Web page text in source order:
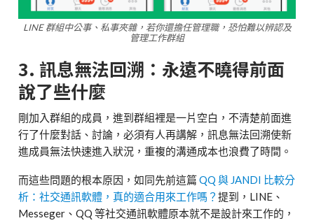
LINE 群組中公事、私事夾雜，若你還擔任管理職，恐怕難以辨認及
管理工作群組
3. 訊息無法回溯：永遠不曉得前面
說了些什麼
剛加入群組的成員，進到群組裡是一片空白，不清楚前面進
行了什麼對話、討論，必須有人再講解，訊息無法回溯使新
進成員無法快速進入狀況，重複的溝通成本也浪費了時間。
而這些問題的根本原因，如同先前這篇QQ 與 JANDI 比較分
析：社交通訊軟體，真的適合用來工作嗎？提到，LINE、
Messeger、QQ 等社交通訊軟體原本就不是設計來工作的，